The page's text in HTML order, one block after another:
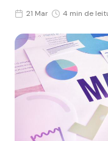
21 Mar 4 min de